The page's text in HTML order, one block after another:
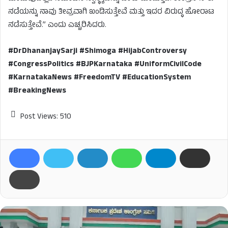
ನಡೆಯನ್ನು ನಾವು ತೀವ್ರವಾಗಿ ಖಂಡಿಸುತ್ತೇವೆ ಮತ್ತು ಇದರ ವಿರುದ್ಧ ಹೋರಾಟ
ನಡೆಸುತ್ತೇವೆ.” ಎಂದು ಎಚ್ಚರಿಸಿದರು.
#DrDhananjaySarji #Shimoga #HijabControversy
#CongressPolitics #BJPKarnataka #UniformCivilCode
#KarnatakaNews #FreedomTV #EducationSystem
#BreakingNews
Post Views: 510